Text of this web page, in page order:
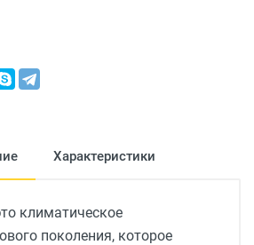
Характеристики
климатическое
поколения, которое